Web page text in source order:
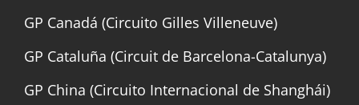
GP Canadá (Circuito Gilles Villeneuve)
GP Cataluña (Circuit de Barcelona-Catalunya)
GP China (Circuito Internacional de Shanghái)